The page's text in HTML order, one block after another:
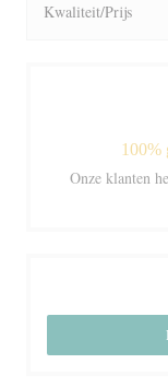
Kwaliteit/Prijs
100%
Onze klanten